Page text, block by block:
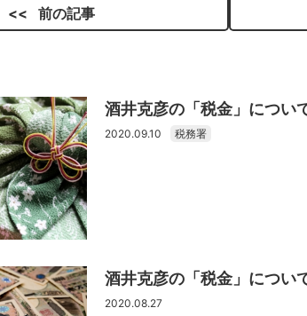
前の記事
酒井克彦の「税金」につい
2020.09.10 税務署
酒井克彦の「税金」につい
2020.08.27